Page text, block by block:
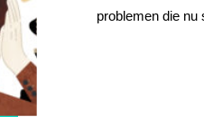
problemen die nu